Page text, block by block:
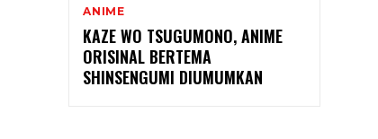
ANIME
KAZE WO TSUGUMONO, ANIME
ORISINAL BERTEMA
SHINSENGUMI DIUMUMKAN